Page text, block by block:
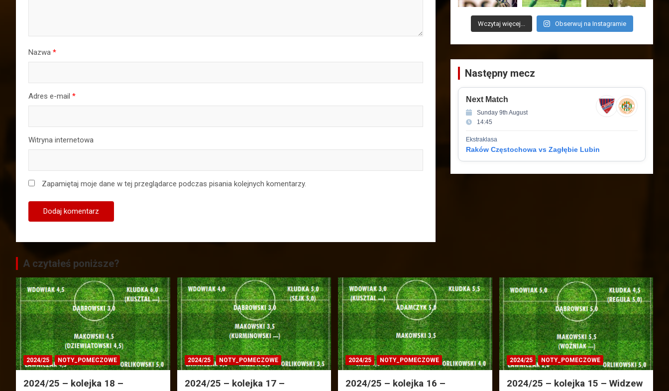
Nazwa *
Adres e-mail *
Witryna internetowa
Zapamiętaj moje dane w tej przeglądarce podczas pisania kolejnych komentarzy.
Wczytaj więcej... Obserwuj na Instagramie
Następny mecz
Next Match
Sunday 9th August
14:45
Ekstraklasa
Raków Częstochowa vs Zagłębie Lubin
A czytałeś poniższe?
2024/25 NOTY_POMECZOWE
2024/25 – kolejka 18 –
2024/25 NOTY_POMECZOWE
2024/25 – kolejka 17 –
2024/25 NOTY_POMECZOWE
2024/25 – kolejka 16 –
2024/25 NOTY_POMECZOWE
2024/25 – kolejka 15 – Widzew